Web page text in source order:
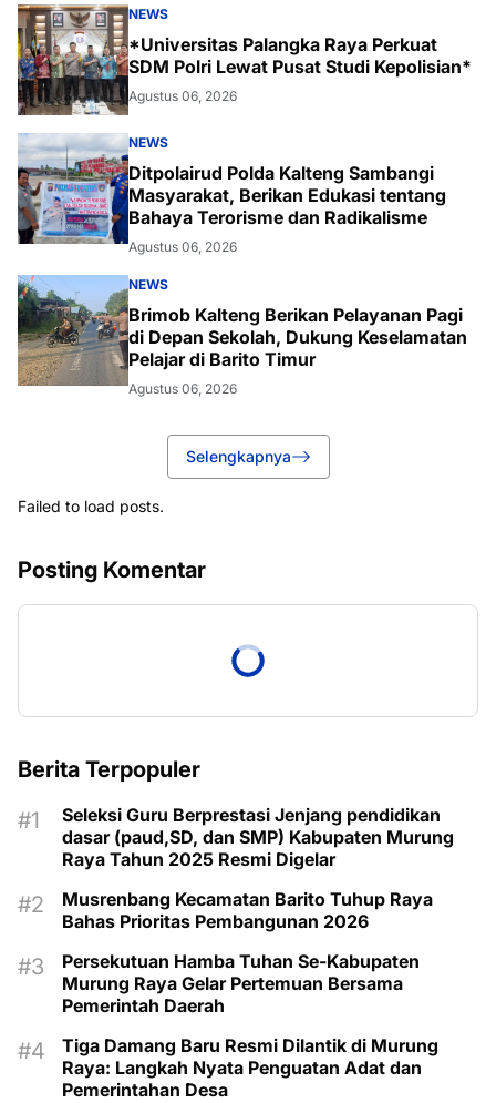
NEWS
*Universitas Palangka Raya Perkuat
SDM Polri Lewat Pusat Studi Kepolisian*
Agustus 06, 2026
NEWS
Ditpolairud Polda Kalteng Sambangi
Masyarakat, Berikan Edukasi tentang
Bahaya Terorisme dan Radikalisme
Agustus 06, 2026
NEWS
Brimob Kalteng Berikan Pelayanan Pagi
di Depan Sekolah, Dukung Keselamatan
Pelajar di Barito Timur
Agustus 06, 2026
Selengkapnya
Failed to load posts.
Posting Komentar
Berita Terpopuler
Seleksi Guru Berprestasi Jenjang pendidikan
dasar (paud,SD, dan SMP) Kabupaten Murung
Raya Tahun 2025 Resmi Digelar
Musrenbang Kecamatan Barito Tuhup Raya
Bahas Prioritas Pembangunan 2026
Persekutuan Hamba Tuhan Se-Kabupaten
Murung Raya Gelar Pertemuan Bersama
Pemerintah Daerah
Tiga Damang Baru Resmi Dilantik di Murung
Raya: Langkah Nyata Penguatan Adat dan
Pemerintahan Desa